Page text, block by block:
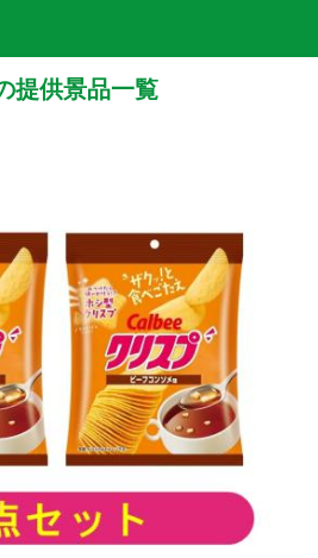
提供景品一覧